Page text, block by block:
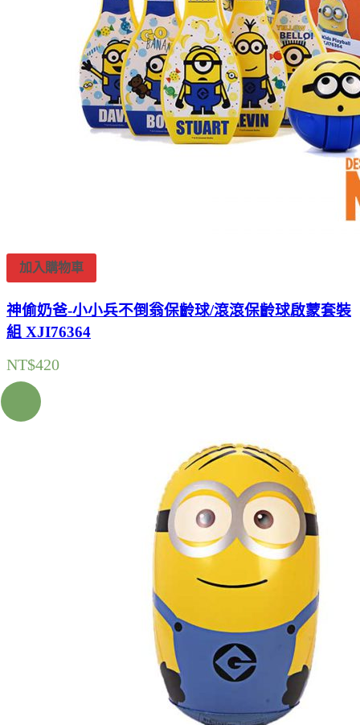
加入購物車
神偷奶爸-小小兵不倒翁保齡球/滾滾保齡球啟蒙套裝
組 XJI76364
NT$420